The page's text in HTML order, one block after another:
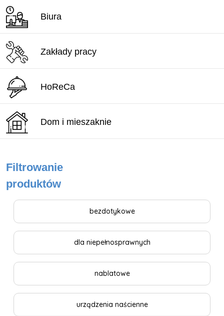
Biura
Zakłady pracy
HoReCa
Dom i mieszaknie
Filtrowanie
produktów
bezdotykowe
dla niepełnosprawnych
nablatowe
urządzenia naścienne